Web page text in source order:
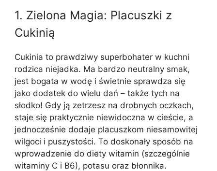
1. Zielona Magia: Placuszki z
Cukinią
Cukinia to prawdziwy superbohater w kuchni
rodzica niejadka. Ma bardzo neutralny smak,
jest bogata w wodę i świetnie sprawdza się
jako dodatek do wielu dań – także tych na
słodko! Gdy ją zetrzesz na drobnych oczkach,
staje się praktycznie niewidoczna w cieście, a
jednocześnie dodaje placuszkom niesamowitej
wilgoci i puszystości. To doskonały sposób na
wprowadzenie do diety witamin (szczególnie
witaminy C i B6), potasu oraz błonnika.